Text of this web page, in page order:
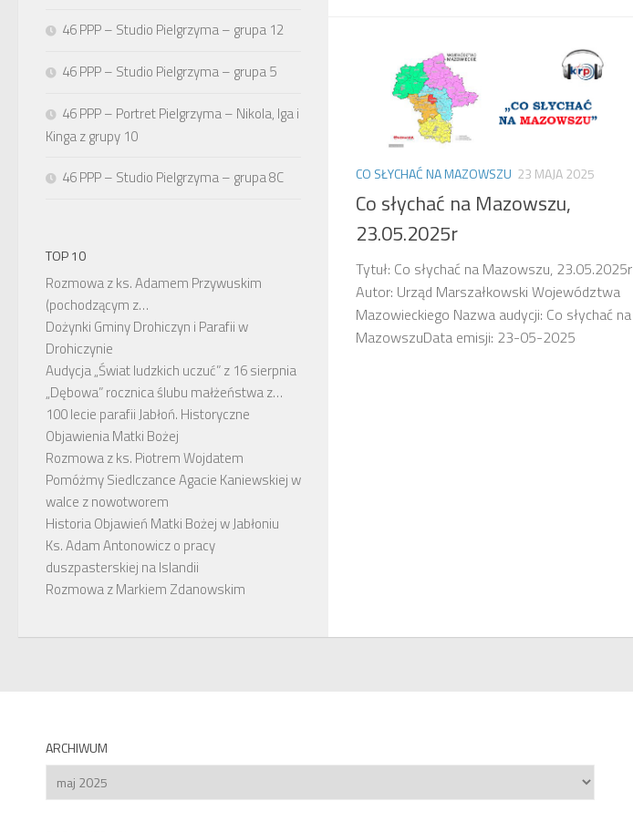
CO SŁYCHAĆ NA MAZOWSZU 23 MAJA 2025
Co słychać na Mazowszu,
23.05.2025r
Tytuł: Co słychać na Mazowszu, 23.05.2025r
Autor: Urząd Marszałkowski Województwa
Mazowieckiego Nazwa audycji: Co słychać na
MazowszuData emisji: 23-05-2025
46 PPP – Studio Pielgrzyma – grupa 12
46 PPP – Studio Pielgrzyma – grupa 5
46 PPP – Portret Pielgrzyma – Nikola, Iga i
Kinga z grupy 10
46 PPP – Studio Pielgrzyma – grupa 8C
TOP 10
Rozmowa z ks. Adamem Przywuskim
(pochodzącym z…
Dożynki Gminy Drohiczyn i Parafii w
Drohiczynie
Audycja „Świat ludzkich uczuć” z 16 sierpnia
„Dębowa” rocznica ślubu małżeństwa z…
100 lecie parafii Jabłoń. Historyczne
Objawienia Matki Bożej
Rozmowa z ks. Piotrem Wojdatem
Pomóżmy Siedlczance Agacie Kaniewskiej w
walce z nowotworem
Historia Objawień Matki Bożej w Jabłoniu
Ks. Adam Antonowicz o pracy
duszpasterskiej na Islandii
Rozmowa z Markiem Zdanowskim
ARCHIWUM
Archiwum